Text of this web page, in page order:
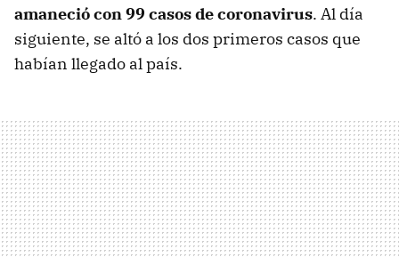
amaneció con 99 casos de coronavirus. Al día
siguiente, se altó a los dos primeros casos que
habían llegado al país.